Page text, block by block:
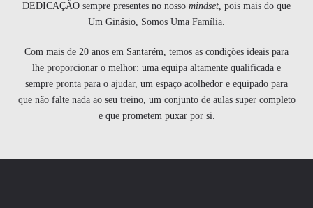
DEDICAÇÃO sempre presentes no nosso mindset, pois mais do que
Um Ginásio, Somos Uma Família.
Com mais de 20 anos em Santarém, temos as condições ideais para
lhe proporcionar o melhor: uma equipa altamente qualificada e
sempre pronta para o ajudar, um espaço acolhedor e equipado para
que não falte nada ao seu treino, um conjunto de aulas super completo
e que prometem puxar por si.